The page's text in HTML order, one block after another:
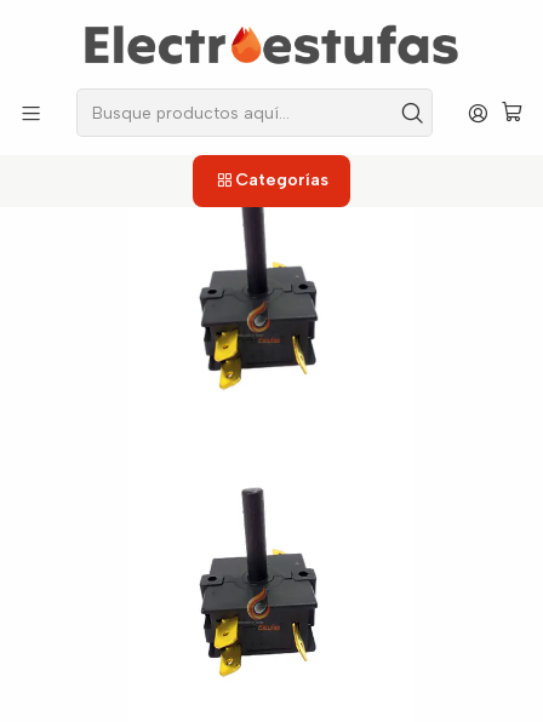
Categorías
los repuestos que necesitas, sin salir de casa!
Interruptor para Estufa Haceb 3 Pos Pasta